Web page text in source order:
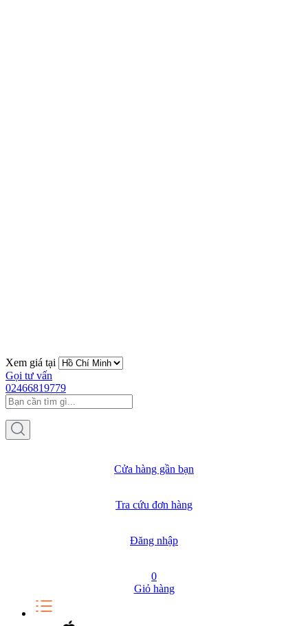
Xem giá tại
Gọi tư vấn
02466819779
Cửa hàng gần bạn
Tra cứu đơn hàng
Đăng nhập
0
Giỏ hàng